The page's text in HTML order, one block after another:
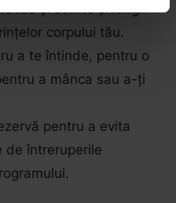
și scurte și lungi.
corpului tău.
a te întinde, pentru o
a mânca sau a-ți
pentru a evita
de întreruperile